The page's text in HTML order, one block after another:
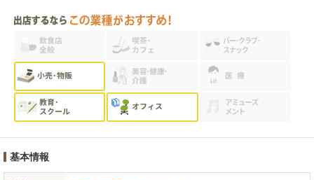
基本情報